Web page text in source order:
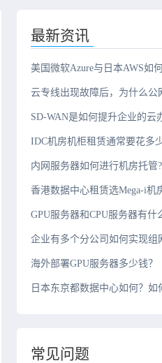
最新资讯
IDC机房机柜租赁通常要花多
内网服务器如何进行机房托管?
GPU服务器和CPU服务器有什
企业有多个分公司如何实现组
海外部署GPU服务器多少钱？
常见问题